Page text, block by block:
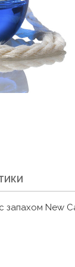
запахом New